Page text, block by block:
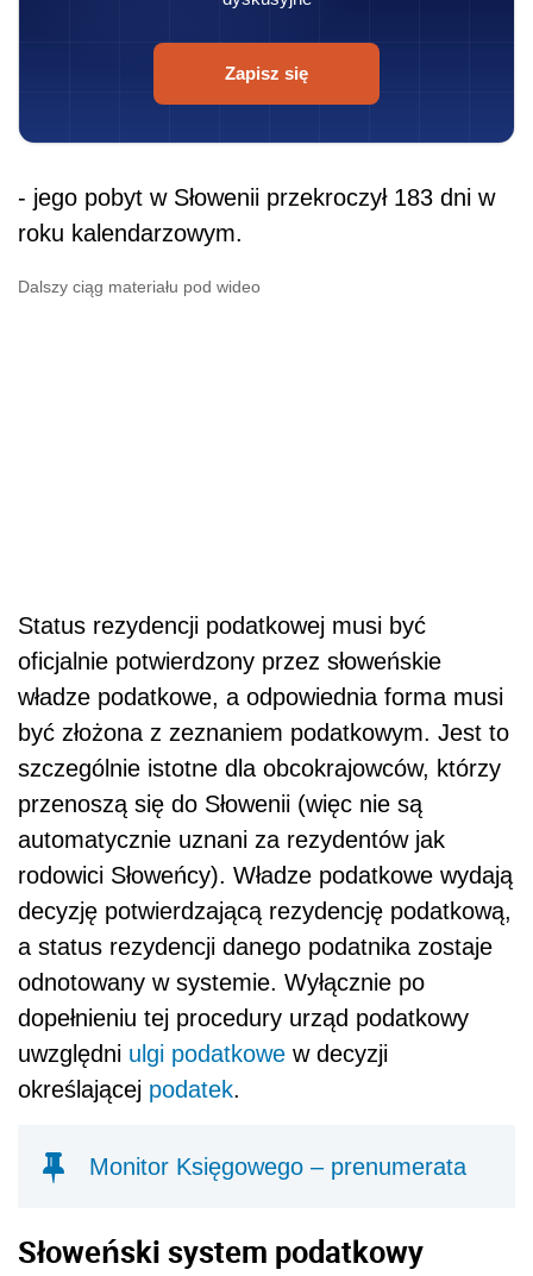
Zapisz się
- jego pobyt w Słowenii przekroczył 183 dni w
roku kalendarzowym.
Dalszy ciąg materiału pod wideo
Status rezydencji podatkowej musi być
oficjalnie potwierdzony przez słoweńskie
władze podatkowe, a odpowiednia forma musi
być złożona z zeznaniem podatkowym. Jest to
szczególnie istotne dla obcokrajowców, którzy
przenoszą się do Słowenii (więc nie są
automatycznie uznani za rezydentów jak
rodowici Słoweńcy). Władze podatkowe wydają
decyzję potwierdzającą rezydencję podatkową,
a status rezydencji danego podatnika zostaje
odnotowany w systemie. Wyłącznie po
dopełnieniu tej procedury urząd podatkowy
uwzględni ulgi podatkowe w decyzji
określającej podatek.
Monitor Księgowego – prenumerata
Słoweński system podatkowy